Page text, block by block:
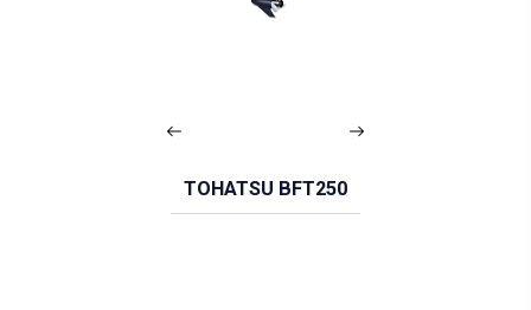
TOHATSU BFT250